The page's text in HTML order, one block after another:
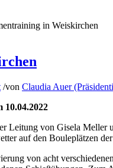
in Weiskirchen
/von Claudia Auer
10.04.2022
Leitung von Gisela
auf den Bouleplätzen
von acht